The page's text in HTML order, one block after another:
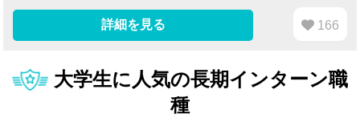
詳細を見る 166
大学生に人気の長期インターン職
種